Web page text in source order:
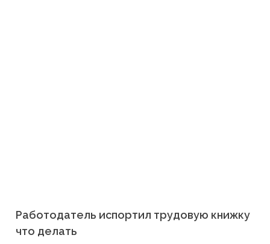
Работодатель испортил трудовую книжку
что делать